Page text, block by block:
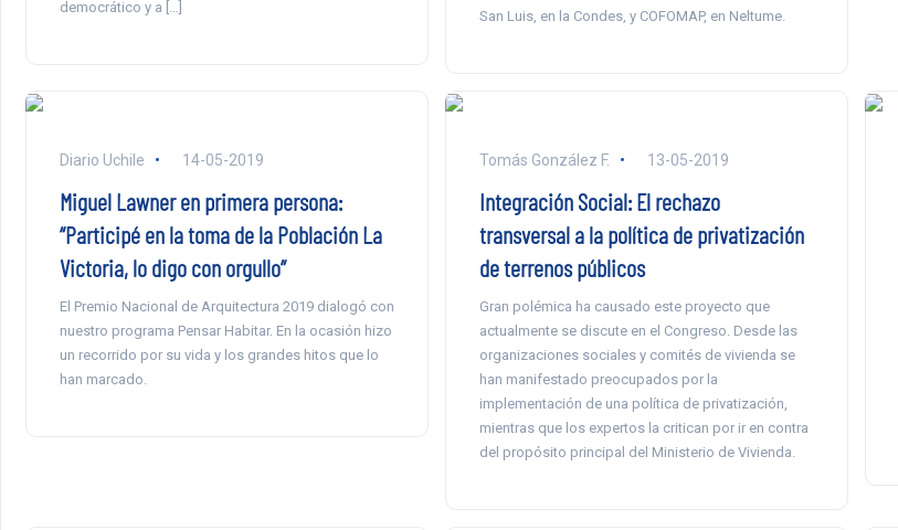
democrático y a […]
San Luis, en la Condes, y COFOMAP, en Neltume.
Diario Uchile 14-05-2019
Miguel Lawner en primera persona:
“Participé en la toma de la Población La
Victoria, lo digo con orgullo”
El Premio Nacional de Arquitectura 2019 dialogó con
nuestro programa Pensar Habitar. En la ocasión hizo
un recorrido por su vida y los grandes hitos que lo
han marcado.
Tomás González F. 13-05-2019
Integración Social: El rechazo
transversal a la política de privatización
de terrenos públicos
Gran polémica ha causado este proyecto que
actualmente se discute en el Congreso. Desde las
organizaciones sociales y comités de vivienda se
han manifestado preocupados por la
implementación de una política de privatización,
mientras que los expertos la critican por ir en contra
del propósito principal del Ministerio de Vivienda.